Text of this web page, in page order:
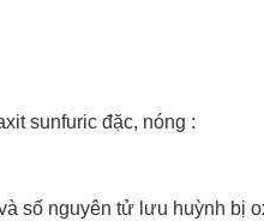
sunfuric đặc, nóng :
số nguyên tử lưu huỳnh bị